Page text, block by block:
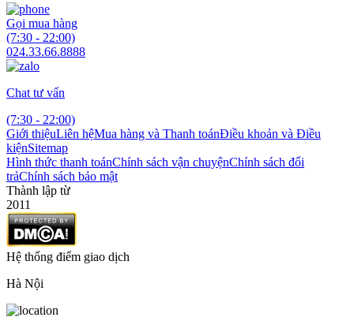
Gọi mua hàng
(7:30 - 22:00)
024.33.66.8888
Chat tư vấn
(7:30 - 22:00)
Giới thiệuLiên hệMua hàng và Thanh toánĐiều khoản và Điều
kiệnSitemap
Hình thức thanh toánChính sách vận chuyệnChính sách đổi
trảChính sách bảo mật
Thành lập từ
2011
Hệ thống điểm giao dịch
Hà Nội